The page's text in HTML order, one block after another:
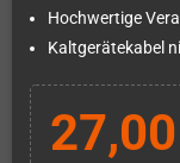
Hochwertige
Kaltgerätekabel